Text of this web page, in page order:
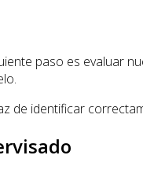
paso es evaluar
de identificar